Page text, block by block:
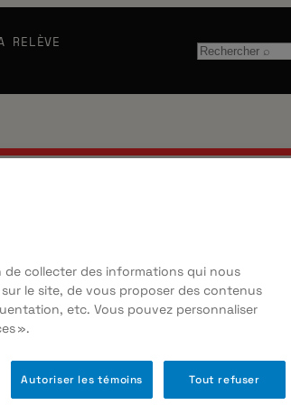
RELÈVE
Rechercher
collecter des informations qui nous
le site, de vous proposer des contenus
etc. Vous pouvez personnaliser
».
Tout refuser
Autoriser les témoins